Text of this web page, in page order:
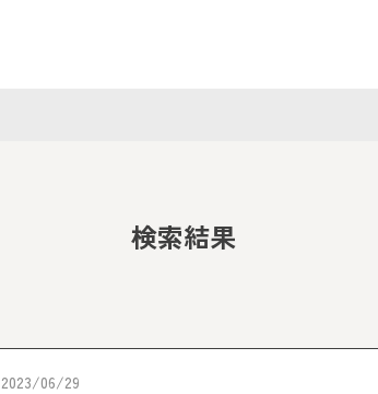
検索結果
2023/06/29